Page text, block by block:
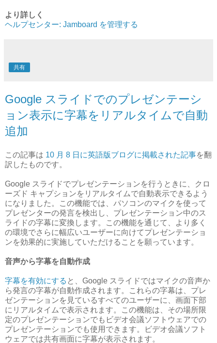
より詳しく
ヘルプセンター: Jamboard を管理する
共有
Google スライドでのプレゼンテーシ
ョン表示に字幕をリアルタイムで自動
追加
この記事は 10 月 8 日に英語版ブログに掲載された記事を翻
訳したものです。
Google スライドでプレゼンテーションを行うときに、クロ
ーズド キャプションをリアルタイムで自動表示できるよう
になりました。この機能では、パソコンのマイクを使って
プレゼンターの発言を検出し、プレゼンテーション中のス
ライドの字幕に変換します。この機能を通じて、より多く
の環境でさらに幅広いユーザーに向けてプレゼンテーショ
ンを効果的に実施していただけることを願っています。
音声から字幕を自動作成
字幕を有効にする と、Google スライドではマイクの音声か
ら発言の字幕が自動作成されます。これらの字幕は、プレ
ゼンテーションを見ているすべてのユーザーに、画面下部
にリアルタイムで表示されます。この機能は、その場所限
定のプレゼンテーションでもビデオ会議ソフトウェアでの
プレゼンテーションでも使用できます。ビデオ会議ソフト
ウェアでは共有画面に字幕が表示されます。